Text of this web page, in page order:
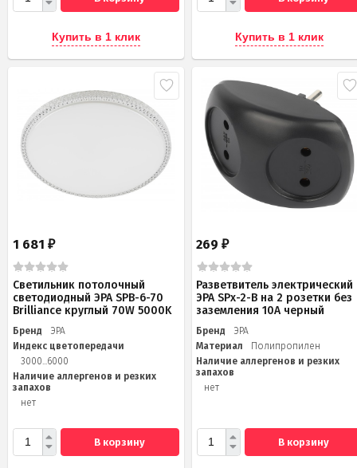
Купить в 1 клик Купить в 1 клик
1 681 ₽
Светильник потолочный
светодиодный ЭРА SPB-6-70
Brilliance круглый 70W 5000K
Бренд
ЭРА
Индекс цветопередачи
3000...6000
Наличие аллергенов и резких
запахов
нет
В корзину
269₽
Разветвитель электрический
ЭРА SPx-2-B на 2 розетки без
заземления 10А черный
Бренд
ЭРА
Материал
Полипропилен
Наличие аллергенов и резких
запахов
нет
В корзину